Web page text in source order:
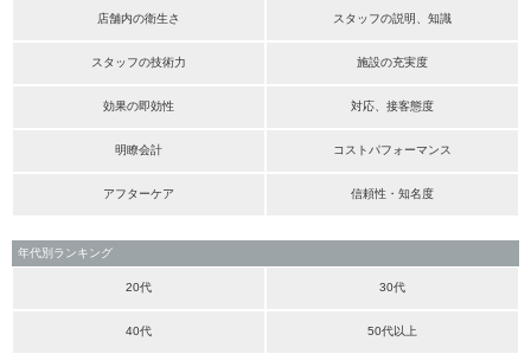
店舗内の衛生さ スタッフの説明、知識
スタッフの技術力 施設の充実度
効果の即効性 対応、接客態度
明瞭会計 コストパフォーマンス
アフターケア 信頼性・知名度
年代別ランキング
20代 30代
40代 50代以上